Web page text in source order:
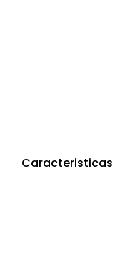
Caracteristicas